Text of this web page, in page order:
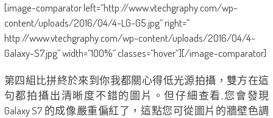
[image-comparator left=”http://www.vtechgraphy.com/wp-
content/uploads/2016/04/4-LG-G5.jpg” right=”
http://www.vtechgraphy.com/wp-content/uploads/2016/04/4-
Galaxy-S7.jpg” width=”100%” classes=”hover”][/image-comparator]
第四組比拼終於來到你我都關心得低光源拍攝，雙方在這
句都拍攝出清晰度不錯的圖片。但仔細查看,您會發現
Galaxy S7 的成像嚴重偏紅了，這點您可從圖片的牆壁色調